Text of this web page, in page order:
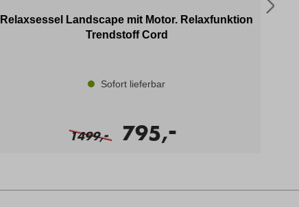
Relaxsessel Landscape mit Motor. Relaxfunktion
Trendstoff Cord
Sofort lieferbar
1499,- 795,
-